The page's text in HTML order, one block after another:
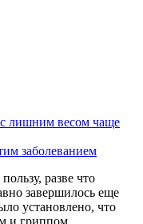
лишним весом чаще
заболеванием
разве что
завершилось еще
установлено, что